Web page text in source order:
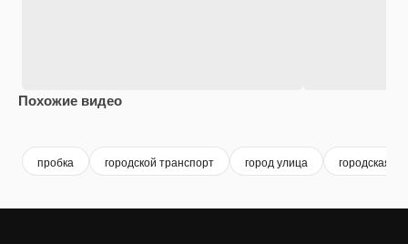
Похожие видео
пробка городской транспорт город улица городская